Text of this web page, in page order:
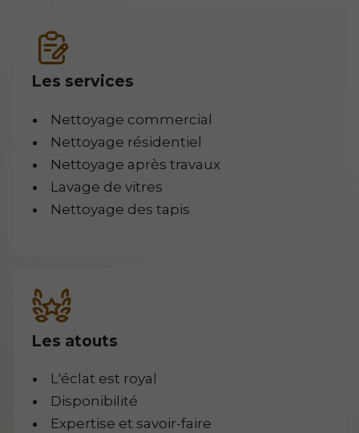
Les services
Nettoyage commercial
Nettoyage résidentiel
Nettoyage après travaux
Lavage de vitres
Nettoyage des tapis
Les atouts
L'éclat est royal
Disponibilité
Expertise et savoir-faire